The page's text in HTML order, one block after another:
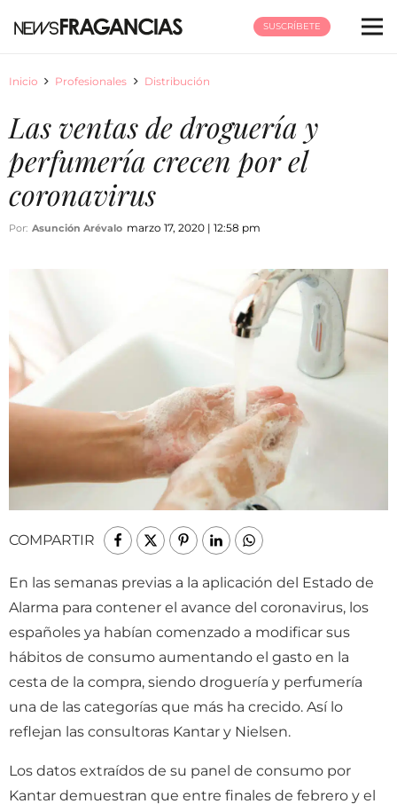
SUSCRÍBETE
Inicio Profesionales Distribución
Las ventas de droguería y
perfumería crecen por el
coronavirus
Por: Asunción Arévalo marzo 17, 2020 | 12:58 pm
COMPARTIR
En las semanas previas a la aplicación del Estado de
Alarma para contener el avance del coronavirus, los
españoles ya habían comenzado a modificar sus
hábitos de consumo aumentando el gasto en la
cesta de la compra, siendo droguería y perfumería
una de las categorías que más ha crecido. Así lo
reflejan las consultoras Kantar y Nielsen.
Los datos extraídos de su panel de consumo por
Kantar demuestran que entre finales de febrero y el